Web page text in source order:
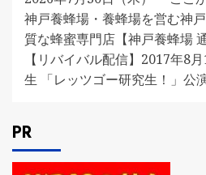
神戸養蜂場・養蜂場を営む神
質な蜂蜜専門店【神戸養蜂場
【リバイバル配信】2017年8
生 「レッツゴー研究生！」公
PR